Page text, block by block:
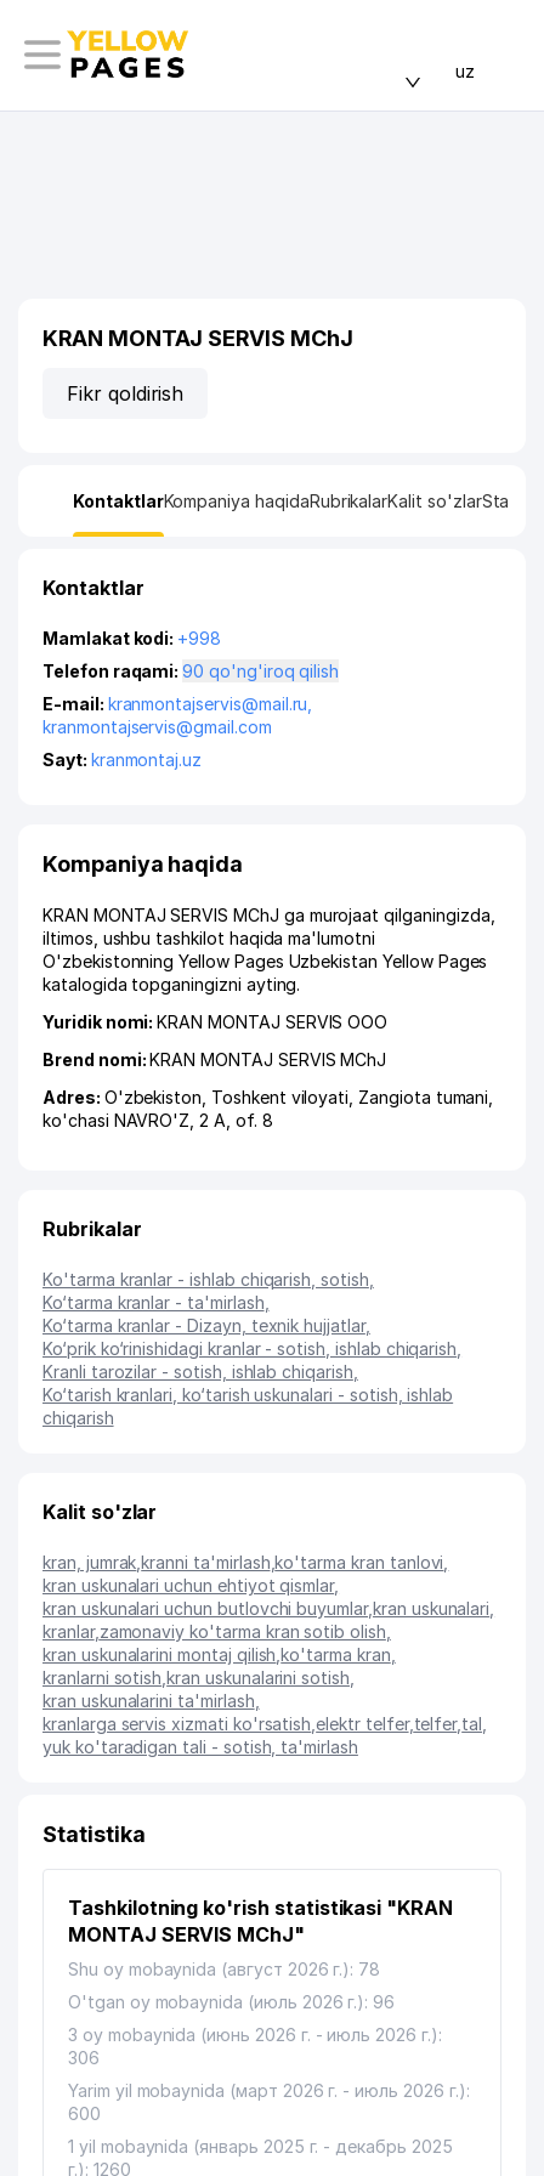
uz
KRAN MONTAJ SERVIS MChJ
Fikr qoldirish
KontaktlarKompaniya haqidaRubrikalarKalit so'zlar
Kontaktlar
Mamlakat kodi: +998
Telefon raqami:
90 qo'ng'iroq qilish
E-mail: kranmontajservis@mail.ru
kranmontajservis@gmail.com
Sayt: kranmontaj.uz
Kompaniya haqida
KRAN MONTAJ SERVIS MChJ ga murojaat qilganingizda,
iltimos, ushbu tashkilot haqida ma'lumotni
O'zbekistonning Yellow Pages Uzbekistan Yellow Pages
katalogida topganingizni ayting.
Yuridik nomi:KRAN MONTAJ SERVIS ООО
Brend nomi:KRAN MONTAJ SERVIS MChJ
Adres: O'zbekiston, Toshkent viloyati Zangiota tumani
ko'chasi NAVRO'Z , 2 А, of. 8
Rubrikalar
Ko'tarma kranlar - ishlab chiqarish, sotish
Ko‘tarma kranlar - ta'mirlash
Ko‘tarma kranlar - Dizayn, texnik hujjatlar,
Ko‘prik ko‘rinishidagi kranlar - sotish, ishlab chiqarish
Kranli tarozilar - sotish, ishlab chiqarish
Ko‘tarish kranlari, ko‘tarish uskunalari - sotish, ishlab
chiqarish
Kalit so'zlar
kran, jumrak ,kranni ta'mirlash ,ko'tarma kran tanlovi
kran uskunalari uchun ehtiyot qismlar,
kran uskunalari uchun butlovchi buyumlar,kran uskunalari
kranlar, zamonaviy ko'tarma kran sotib olish
kran uskunalarini montaj qilish ,ko'tarma kran
kranlarni sotish ,kran uskunalarini sotish
kran uskunalarini ta'mirlash
kranlarga servis xizmati ko'rsatish ,elektr telfer, telfer, tal
yuk ko'taradigan tali - sotish, ta'mirlash
Statistika
Tashkilotning ko'rish statistikasi "KRAN
MONTAJ SERVIS MChJ"
Shu oy mobaynida (август 2026 г.): 78
O'tgan oy mobaynida (июль 2026 г.): 96
3 oy mobaynida (июнь 2026 г. - июль 2026 г.):
306
Yarim yil mobaynida (март 2026 г. - июль 2026 г.):
600
1 yil mobaynida (январь 2025 г. - декабрь 2025
г.): 1260